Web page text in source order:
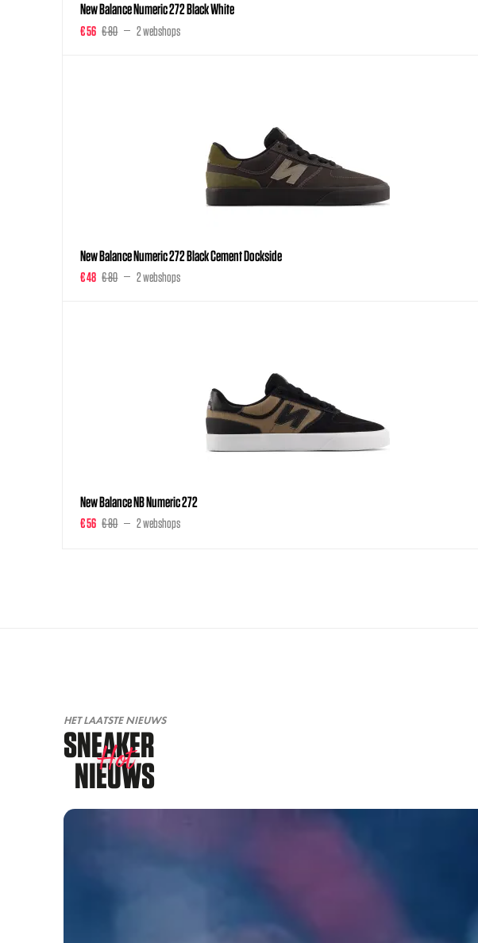
New Balance Numeric 272 Black White
€ 56 € 80 2 webshops
New Balance Numeric 272 Black Cement Dockside
€ 48 € 80 2 webshops
New Balance NB Numeric 272
€ 56 € 80 2 webshops
HET LAATSTE NIEUWS
SNEAKER
NIEUWS
Hot